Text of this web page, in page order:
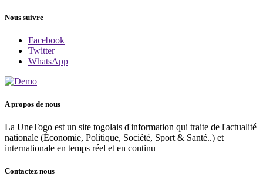
Nous suivre
Facebook
Twitter
WhatsApp
A propos de nous
La UneTogo est un site togolais d'information qui traite de l'actualité
nationale (Économie, Politique, Société, Sport & Santé..) et
internationale en temps réel et en continu
Contactez nous